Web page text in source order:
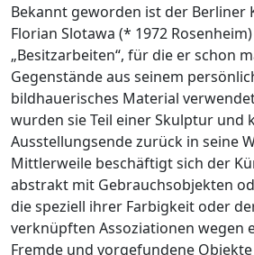
Bekannt geworden ist der Berliner
Florian Slotawa (* 1972
„Besitzarbeiten“, für die er schon
Gegenstände aus seinem
bildhauerisches Material
wurden sie Teil einer Skulptur und
Ausstellungsende zurück in seine
Mittlerweile beschäftigt sich der
abstrakt mit Gebrauchsobjekten
die speziell ihrer Farbigkeit oder
verknüpften Assoziationen wegen
Fremde und vorgefundene